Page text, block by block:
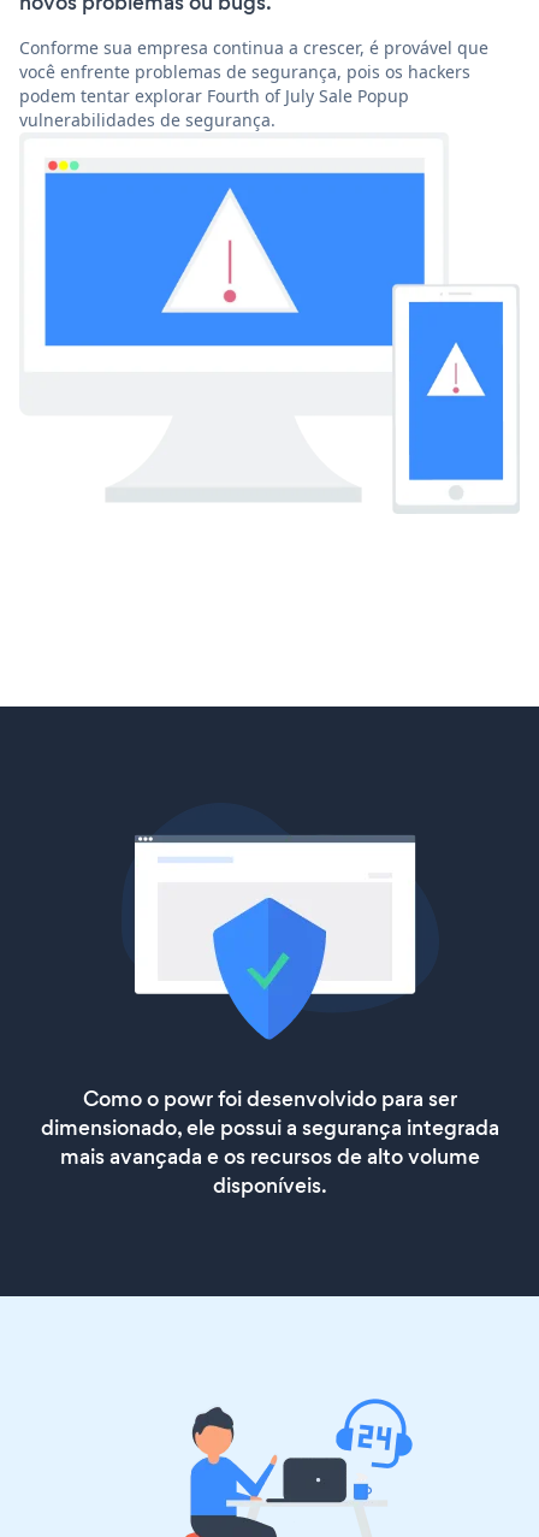
Conforme sua empresa continua a crescer, é provável que
você enfrente problemas de segurança, pois os hackers
podem tentar explorar Fourth of July Sale Popup
vulnerabilidades de segurança.
Como o powr foi desenvolvido para ser
dimensionado, ele possui a segurança integrada
mais avançada e os recursos de alto volume
disponíveis.